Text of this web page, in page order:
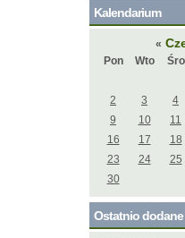
Kalendarium
«
Pon
Wto Śro
2
3 4
9
10 11
16
17 18
23
24 25
30
Ostatnio dodane